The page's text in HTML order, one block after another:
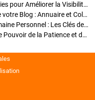
Optimisation SEO des Articles : Stratégies pour Améliorer la Visibilité de Votre Blog
Stratégies pour améliorer la visibilité de votre Blog : Annuaire et Collaborations
Pourquoi Investir dans un Nom de Domaine Personnel : Les Clés de la Réussite de Votre Blog
Comment Faire Émerger Votre Blog : Le Pouvoir de la Patience et de la Persévérance